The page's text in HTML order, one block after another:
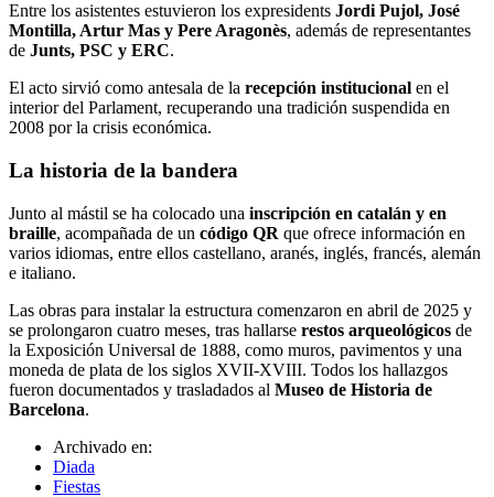
Entre los asistentes estuvieron los expresidents Jordi Pujol, José
Montilla, Artur Mas y Pere Aragonès, además de representantes
de Junts, PSC y ERC.
El acto sirvió como antesala de la recepción institucional en el
interior del Parlament, recuperando una tradición suspendida en
2008 por la crisis económica.
La historia de la bandera
Junto al mástil se ha colocado una inscripción en catalán y en
braille, acompañada de un código QR que ofrece información en
varios idiomas, entre ellos castellano, aranés, inglés, francés, alemán
e italiano.
Las obras para instalar la estructura comenzaron en abril de 2025 y
se prolongaron cuatro meses, tras hallarse restos arqueológicos de
la Exposición Universal de 1888, como muros, pavimentos y una
moneda de plata de los siglos XVII-XVIII. Todos los hallazgos
fueron documentados y trasladados al Museo de Historia de
Barcelona.
Archivado en:
Diada
Fiestas